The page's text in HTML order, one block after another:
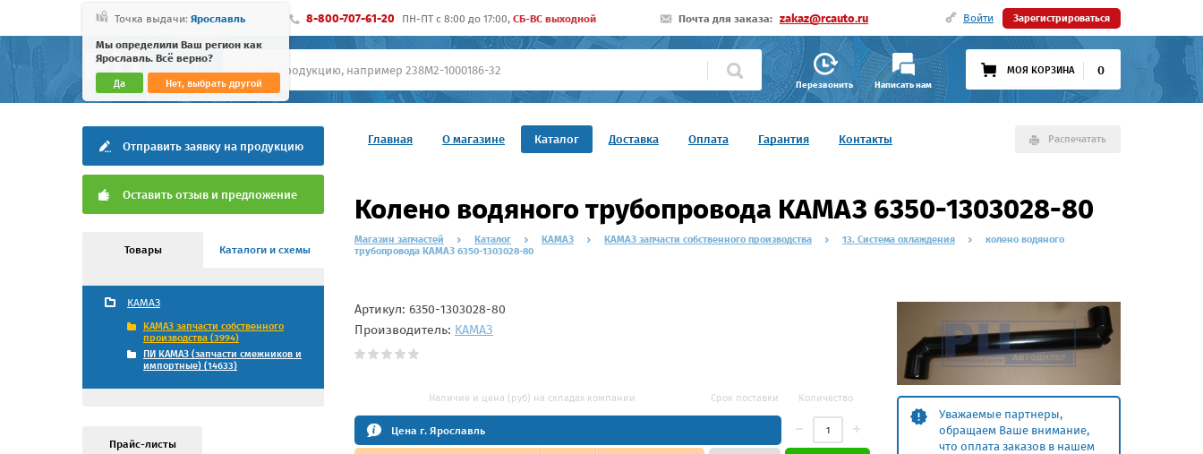
Точка выдачи: Ярославль
Мы определили Ваш регион как
Ярославль. Всё верно?
Да Нет, выбрать другой
8-800-707-61-20 ПН-ПТ c 8:00 до 17:00, СБ-ВС выходной Почта для заказа: zakaz@rcauto.ru Войти Зарегистрироваться
Перезвонить Написать нам
МОЯ КОРЗИНА 0
Главная О магазине Каталог Доставка Оплата Гарантия Контакты Распечатать
Отправить заявку на продукцию
Оставить отзыв и предложение
Товары Каталоги и схемы
КАМАЗ
КАМАЗ запчасти собственного
производства (3994)
ПИ КАМАЗ (запчасти смежников и
импортные) (14633)
Прайс-листы
Колено водяного трубопровода КАМАЗ 6350-1303028-80
Магазин запчастей Каталог КАМАЗ КАМАЗ запчасти собственного производства 13. Система охлаждения
колено водяного
трубопровода КАМАЗ 6350-1303028-80
Уважаемые партнеры,
обращаем Ваше внимание,
что оплата заказов в нашем
Артикул: 6350-1303028-80
Производитель: КАМАЗ
Наличие и цена (руб) на складах компании Срок поставки Количество
Цена г. Ярославль